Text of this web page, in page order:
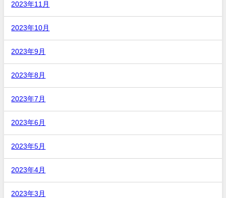
2023年11月
2023年10月
2023年9月
2023年8月
2023年7月
2023年6月
2023年5月
2023年4月
2023年3月